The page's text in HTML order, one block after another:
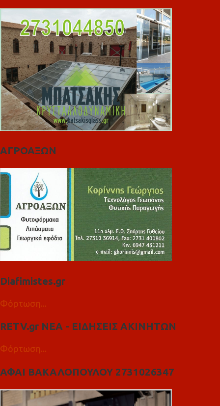
ΑΓΡΟΑΞΩΝ
Diafimistes.gr
Φόρτωση...
RETV.gr ΝΕΑ - ΕΙΔΗΣΕΙΣ ΑΚΙΝΗΤΩΝ
Φόρτωση...
ΑΦΑΙ ΒΑΚΑΛΟΠΟΥΛΟΥ 2731026347